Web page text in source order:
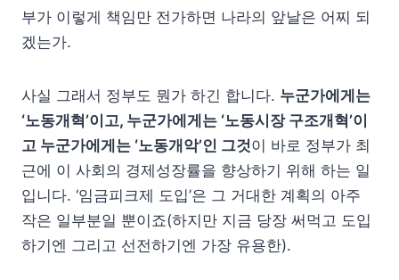
부가 이렇게 책임만 전가하면 나라의 앞날은 어찌 되
겠는가.
사실 그래서 정부도 뭔가 하긴 합니다. 누군가에게는
‘노동개혁’이고, 누군가에게는 ‘노동시장 구조개혁’이
고 누군가에게는 ‘노동개악’인 그것이 바로 정부가 최
근에 이 사회의 경제성장률을 향상하기 위해 하는 일
입니다. ‘임금피크제 도입’은 그 거대한 계획의 아주
작은 일부분일 뿐이죠(하지만 지금 당장 써먹고 도입
하기엔 그리고 선전하기엔 가장 유용한).